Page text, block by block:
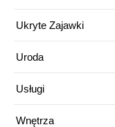
Ukryte Zajawki
Uroda
Usługi
Wnętrza